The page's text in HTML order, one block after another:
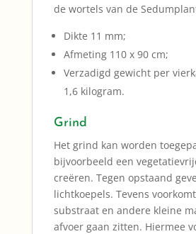
de wortels van de
Dikte 11 mm;
Afmeting 110 x 90 cm;
Verzadigd gewicht per
1,6 kilogram.
Grind
Het grind kan worden
bijvoorbeeld een
creëren. Tegen opstaand
lichtkoepels. Tevens
substraat en andere kleine
afvoer gaan zitten. Hiermee